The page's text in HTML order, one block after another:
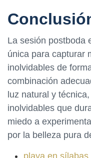
La sesión postboda
única para capturar
inolvidables de
combinación
luz natural y
inolvidables que
miedo a
por la belleza pura